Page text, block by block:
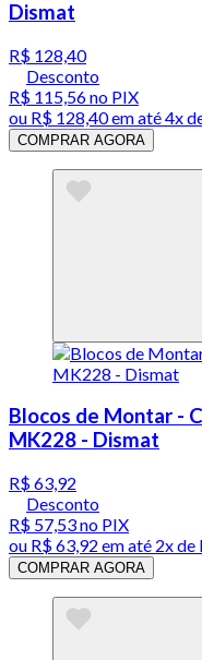
Dismat
R$ 128,40
Desconto
R$ 115,56no PIX
ou R$ 128,40em até4x
COMPRAR AGORA
Blocos de Montar -
MK228 - Dismat
R$ 63,92
Desconto
R$ 57,53no PIX
ou R$ 63,92 em até 2x de
COMPRAR AGORA